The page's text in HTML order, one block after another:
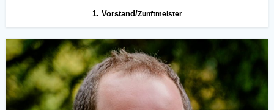
1. Vorstand/Zunftmeister